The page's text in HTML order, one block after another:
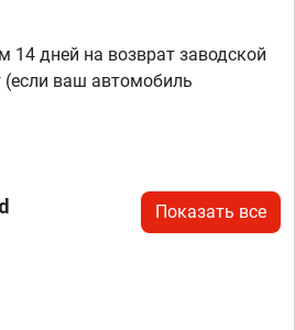
14 дней на возврат заводской
(если ваш автомобиль
Показать все